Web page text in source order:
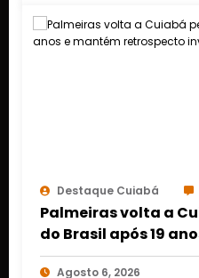
Destaque Cuiabá
Palmeiras volta a
do Brasil após 19
retrospecto invicto
Agosto 6, 2026